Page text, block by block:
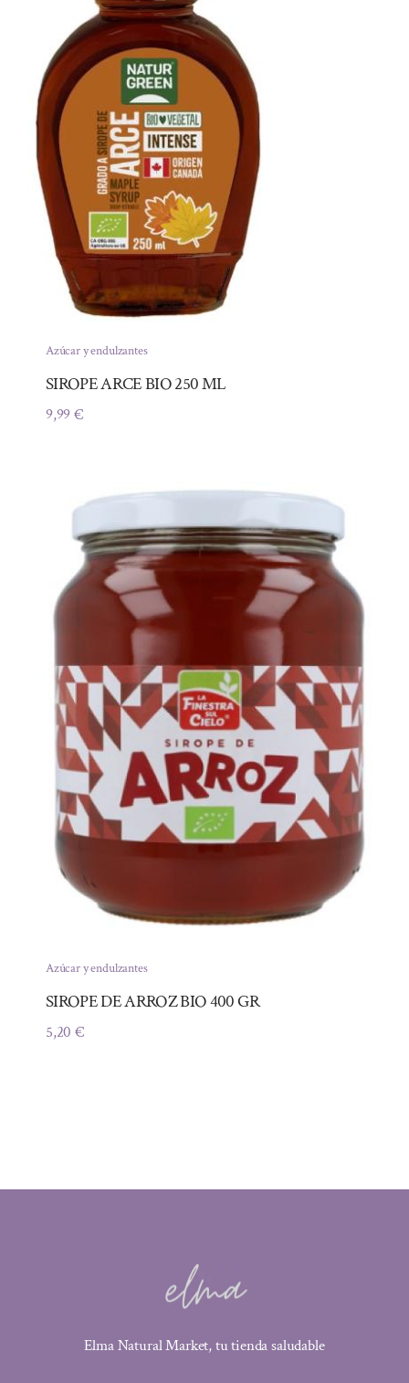
Azúcar y endulzantes
SIROPE ARCE BIO 250 ML
9,99€
Azúcar y endulzantes
SIROPE DE ARROZ BIO 400 GR
5,20€
Elma Natural Market, tu tienda saludable